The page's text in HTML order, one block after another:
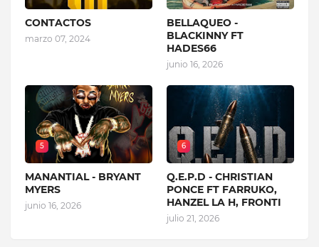
CONTACTOS
marzo 07, 2024
BELLAQUEO -
BLACKINNY FT
HADES66
junio 16, 2026
5
MANANTIAL - BRYANT
MYERS
junio 16, 2026
6
Q.E.P.D - CHRISTIAN
PONCE FT FARRUKO,
HANZEL LA H, FRONTI
julio 21, 2026